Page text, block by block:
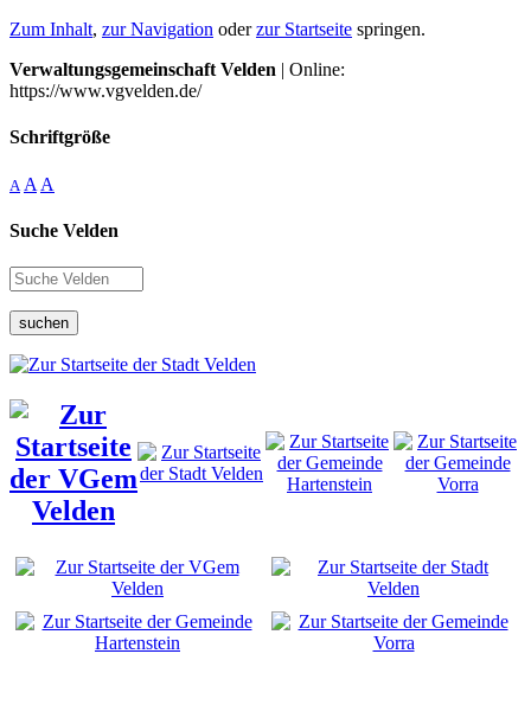
Zum Inhalt, zur Navigation oderzur Startseite springen.
Verwaltungsgemeinschaft Velden | Online:
https://www.vgvelden.de/
Schriftgröße
A A A
Suche Velden
suchen